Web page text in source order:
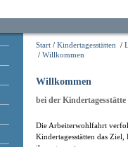
Start / Kindertagesstätten /
/ Willkommen
Willkommen
bei der Kindertagesstätte
Die Arbeiterwohlfahrt
Kindertagesstätten das